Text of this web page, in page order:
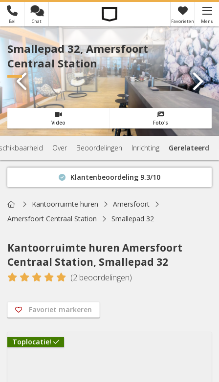
Bel Chat Favorieten Menu
Je hebt nog geen favorieten ×
Smallepad 32, Amersfoort
Centraal Station
Video Foto's
Over Beoordelingen Inrichting Gerelateerd
Klantenbeoordeling 9.3/10
Actuele beschikbaarheid
HomeKantoorruimte huren
Amersfoort
Amersfoort Centraal Station
Smallepad 32
Kantoorruimte huren Amersfoort
Centraal Station, Smallepad 32
5 (2 beoordelingen)
Favoriet markeren
Toplocatie!